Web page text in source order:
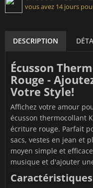
vous avez 14 jours
DESCRIPTION
Écusson
Rouge -
Votre Style!
Affichez votre amour
écusson thermocollant
écriture rouge. Parfait
sacs, vestes en jean et
moyen simple et
musique et d'ajouter